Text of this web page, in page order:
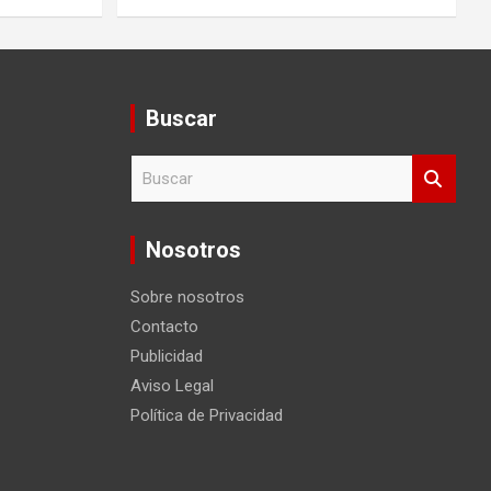
Buscar
c
Nosotros
Sobre nosotros
Contacto
Publicidad
Aviso Legal
Política de Privacidad